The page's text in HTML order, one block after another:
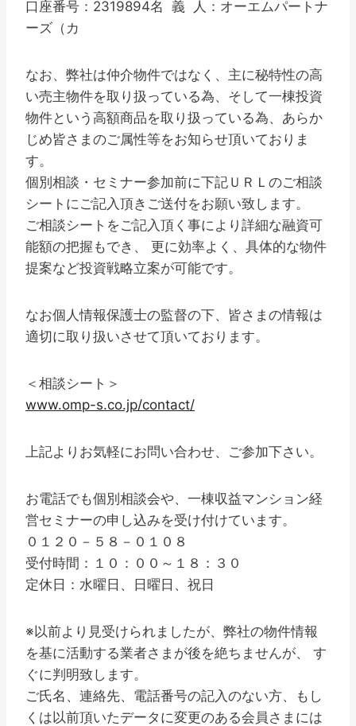
口座番号：2319894名 義 人：オーエムパートナ
ーズ（カ
なお、弊社は仲介物件ではなく、主に秘特性の高
い売主物件を取り扱っている為、そして一棟投資
物件という高額商品を取り扱っている為、あらか
じめ皆さまのご属性等をお知らせ頂いておりま
す。
個別相談・セミナー参加前に下記ＵＲＬのご相談
シートにご記入頂きご送付をお願い致します。
ご相談シートをご記入頂く事により詳細な融資可
能額の把握もでき、 更に効率よく、具体的な物件
提案など投資戦略立案が可能です。
なお個人情報保護士の監督の下、皆さまの情報は
適切に取り扱いさせて頂いております。
＜相談シート＞
www.omp-s.co.jp/contact/
上記よりお気軽にお問い合わせ、ご参加下さい。
お電話でも個別相談会や、一棟収益マンション経
営セミナーの申し込みを受け付けています。
０１２０－５８－０１０８
受付時間：１０：００～１８：３０
定休日：水曜日、日曜日、祝日
※以前より見受けられましたが、弊社の物件情報
を基に活動する業者さまが後を絶ちませんが、 す
ぐに判明致します。
ご氏名、連絡先、電話番号の記入のない方、もし
くは以前頂いたデータに変更のある会員さまには